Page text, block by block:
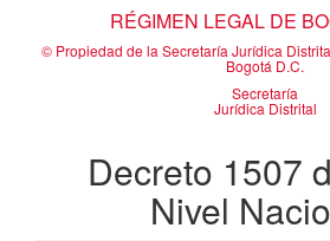
RÉGIMEN LEGAL DE
© Propiedad de la Secretaría Jurídica
Bogotá D.C.
Secretaría
Jurídica Distrital
Decreto 1507
Nivel